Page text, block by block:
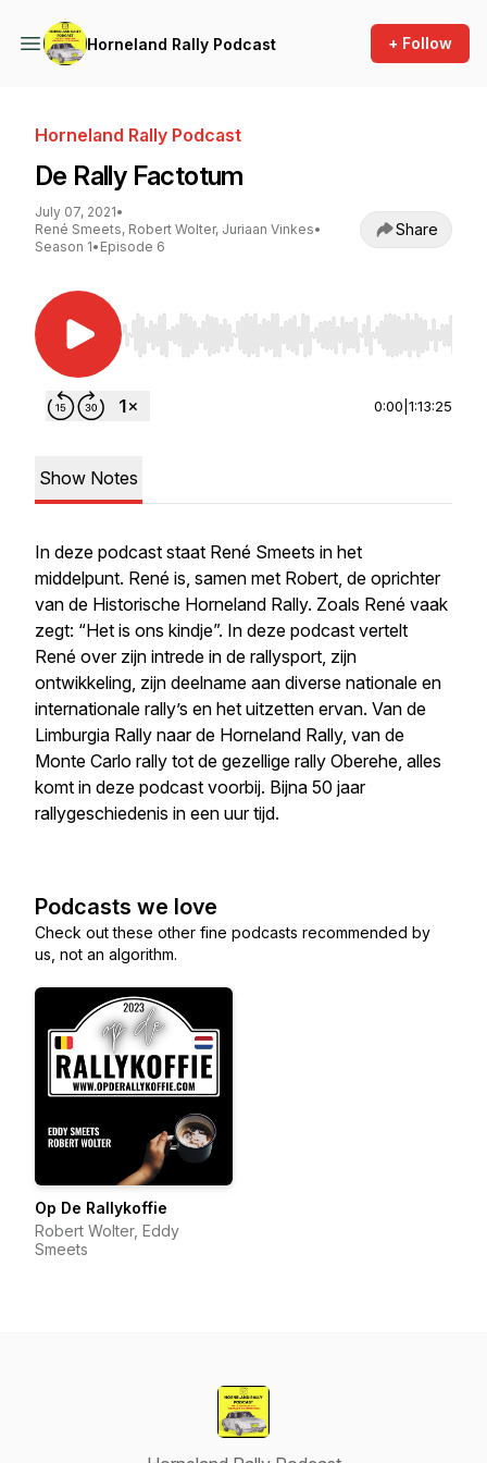
Horneland Rally Podcast + Follow
Horneland Rally Podcast
De Rally Factotum
July 07, 2021•
René Smeets, Robert Wolter, Juriaan Vinkes•
Season 1• Episode 6
Share
Use Left/Right to seek, Home/End to jump to
0:00 1:13:25
Show Notes
In deze podcast staat René Smeets in het
middelpunt. René is, samen met Robert, de oprichter
van de Historische Horneland Rally. Zoals René vaak
zegt: “Het is ons kindje”. In deze podcast vertelt
René over zijn intrede in de rallysport, zijn
ontwikkeling, zijn deelname aan diverse nationale en
internationale rally’s en het uitzetten ervan. Van de
Limburgia Rally naar de Horneland Rally, van de
Monte Carlo rally tot de gezellige rally Oberehe, alles
komt in deze podcast voorbij. Bijna 50 jaar
rallygeschiedenis in een uur tijd.
Podcasts we love
Check out these other fine podcasts recommended by
us, not an algorithm.
Op De Rallykoffie
Robert Wolter, Eddy
Smeets